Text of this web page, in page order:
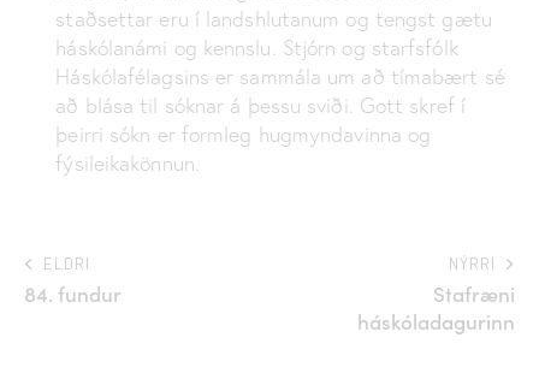
staðsettar eru í landshlutanum og tengst gætu
háskólanámi og kennslu. Stjórn og starfsfólk
Háskólafélagsins er sammála um að tímabært sé
að blása til sóknar á þessu sviði. Gott skref í
þeirri sókn er formleg hugmyndavinna og
fýsileikakönnun.
ELDRI
84. fundur
NÝRRI
Stafræni
háskóladagurinn